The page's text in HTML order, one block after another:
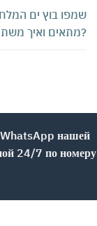
שמפו בוץ ים
מתאים ואיך משתמשים?
нашей
24/7 по номеру